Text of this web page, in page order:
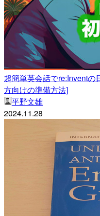
超簡単英会話でre:Inventの
方向けの準備方法]
平野文雄
2024.11.28